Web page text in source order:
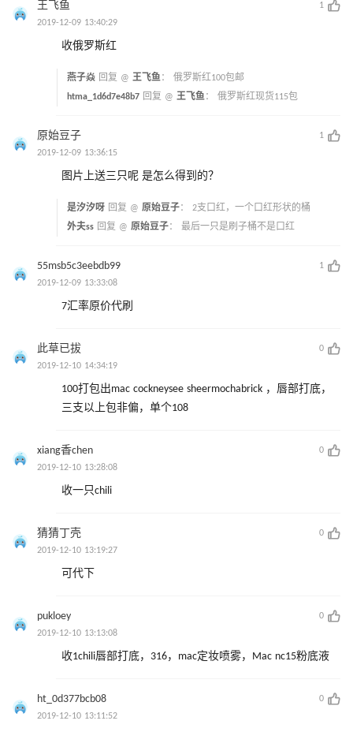
王飞鱼
1
2019-12-09 13:40:29
收俄罗斯红
燕子焱 回复 @ 王飞鱼： 俄罗斯红100包邮
htma_1d6d7e48b7 回复 @ 王飞鱼： 俄罗斯红现货115包
原始豆子
1
2019-12-09 13:36:15
图片上送三只呢 是怎么得到的？
是汐汐呀 回复 @ 原始豆子： 2支口红，一个口红形状的桶
外夫ss 回复 @ 原始豆子： 最后一只是刷子桶不是口红
55msb5c3eebdb99
1
2019-12-09 13:33:08
7汇率原价代刷
此草已拔
0
2019-12-10 14:34:19
100打包出mac cockneysee sheermochabrick ，唇部打底，
三支以上包非偏，单个108
xiang香chen
0
2019-12-10 13:28:08
收一只chili
猜猜丁壳
0
2019-12-10 13:19:27
可代下
pukloey
0
2019-12-10 13:13:08
收1chili唇部打底，316，mac定妆喷雾，Mac nc15粉底液
ht_0d377bcb08
0
2019-12-10 13:11:52